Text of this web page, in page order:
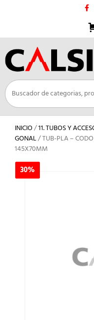
INICIO/11. TUBOS Y
GONAL/ TUB-PLA –
145X70MM
30%
30%